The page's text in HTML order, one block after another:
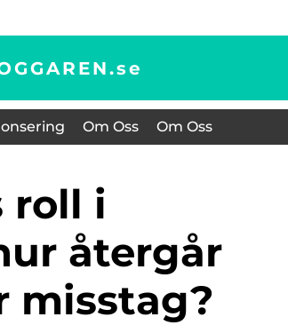
se
Om Oss Om Oss
återgår
misstag?